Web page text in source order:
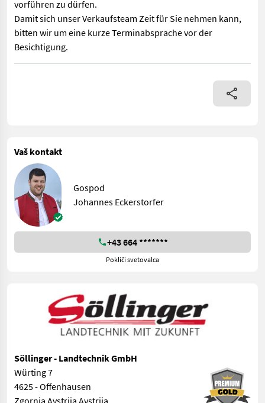
vorführen zu dürfen.
Damit sich unser Verkaufsteam Zeit für Sie nehmen kann,
bitten wir um eine kurze Terminabsprache vor der
Besichtigung.
Sternradgrubber Corona C450 mit Scherbolzen +
Vaš kontakt
Gospod
Johannes Eckerstorfer
+43 664 *******
Pokliči svetovalca
Söllinger - Landtechnik GmbH
Würting 7
4625 - Offenhausen
Zgornja Avstrija Avstrija